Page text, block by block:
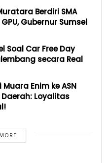
Berdiri SMA
Gubernur Sumsel
Soal Car Free Day
secara Real
Enim ke ASN
Loyalitas